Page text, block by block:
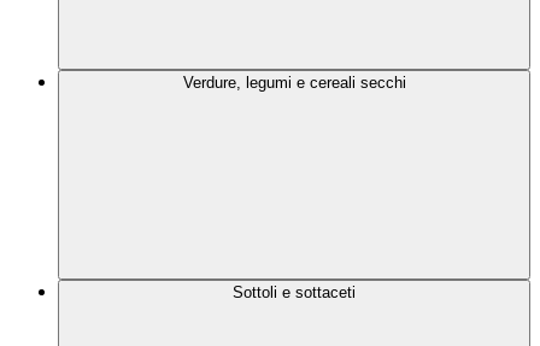
Verdure, legumi e cereali secchi
Sottoli e sottaceti